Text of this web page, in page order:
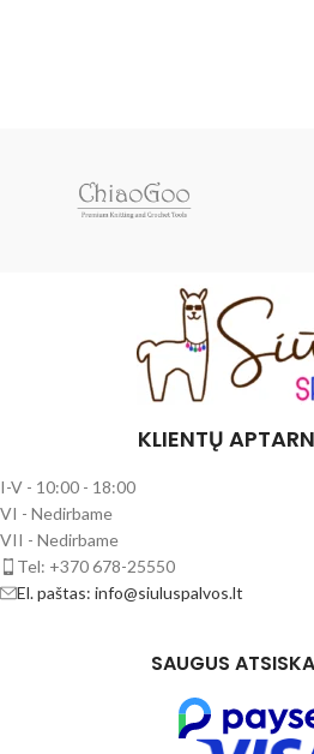
KLIENTŲ
I-V - 10:00 - 18:00
VI - Nedirbame
VII - Nedirbame
Tel: +370 678-25550
El. paštas: info@siuluspalvos.lt
SAUGUS